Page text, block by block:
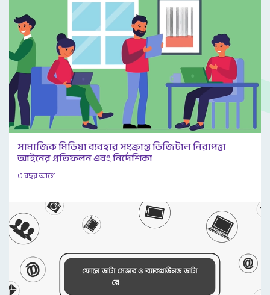
সামাজিক মিডিয়া ব্যবহার সংক্রান্ত ডিজিটাল নিরাপত্তা
আইনের প্রতিফলন এবং নির্দেশিকা
৩ বছর আগে